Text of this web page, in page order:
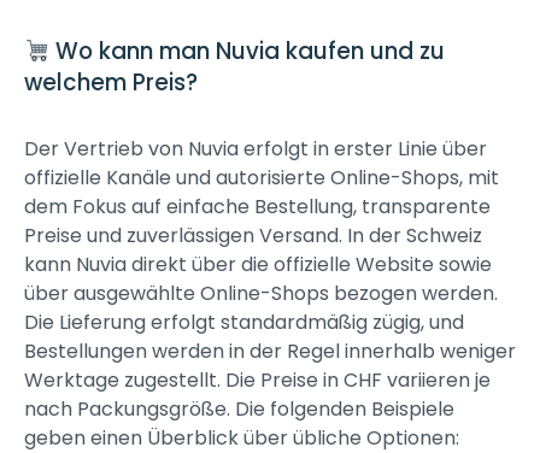
Wo kann man Nuvia kaufen und zu
welchem Preis?
Der Vertrieb von Nuvia erfolgt in erster Linie über
offizielle Kanäle und autorisierte Online-Shops, mit
dem Fokus auf einfache Bestellung, transparente
Preise und zuverlässigen Versand. In der Schweiz
kann Nuvia direkt über die offizielle Website sowie
über ausgewählte Online-Shops bezogen werden.
Die Lieferung erfolgt standardmäßig zügig, und
Bestellungen werden in der Regel innerhalb weniger
Werktage zugestellt. Die Preise in CHF variieren je
nach Packungsgröße. Die folgenden Beispiele
geben einen Überblick über übliche Optionen: